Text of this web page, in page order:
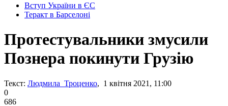
Вступ України в ЄС
Теракт в Барселоні
Протестувальники змусили
Познера покинути Грузію
Текст: Людмила Троценко, 1 квітня 2021, 11:00
0
686